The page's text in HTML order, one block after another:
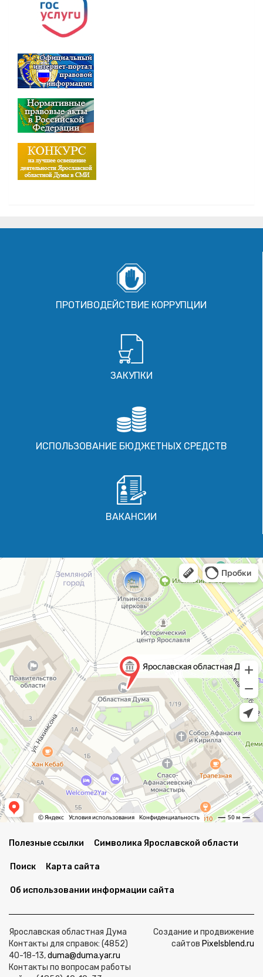
ПРОТИВОДЕЙСТВИЕ КОРРУПЦИИ
ЗАКУПКИ
ИСПОЛЬЗОВАНИЕ БЮДЖЕТНЫХ СРЕДСТВ
ВАКАНСИИ
Полезные ссылки Символика Ярославской области
Поиск Карта сайта
Об использовании информации сайта
Ярославская областная Дума
Контакты для справок: (4852)
40-18-13,duma@duma.yar.ru
Контакты по вопросам работы
Создание и продвижение
сайтов Pixelsblend.ru